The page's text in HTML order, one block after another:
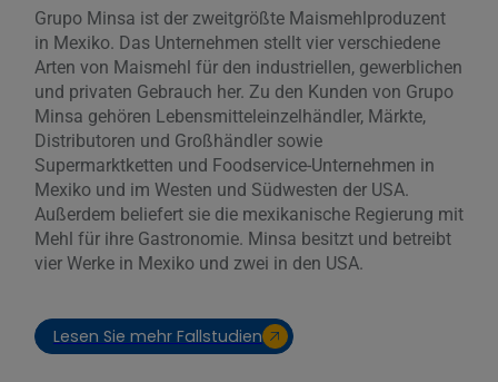
Grupo Minsa ist der zweitgrößte Maismehlproduzent
in Mexiko. Das Unternehmen stellt vier verschiedene
Arten von Maismehl für den industriellen, gewerblichen
und privaten Gebrauch her. Zu den Kunden von Grupo
Minsa gehören Lebensmitteleinzelhändler, Märkte,
Distributoren und Großhändler sowie
Supermarktketten und Foodservice-Unternehmen in
Mexiko und im Westen und Südwesten der USA.
Außerdem beliefert sie die mexikanische Regierung mit
Mehl für ihre Gastronomie. Minsa besitzt und betreibt
vier Werke in Mexiko und zwei in den USA.
Lesen Sie mehr Fallstudien